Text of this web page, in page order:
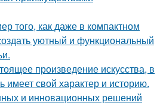
того, как даже в компактном
уютный и функциональный
произведение искусства, в
имеет свой характер и историю.
и инновационных решений